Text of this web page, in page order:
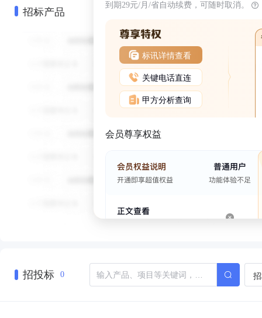
招标产品 到期29元/月/省自动续费，可随时取消。
标讯详情查看
关键电话直连
甲方分析查询
会员尊享权益
招投标 0